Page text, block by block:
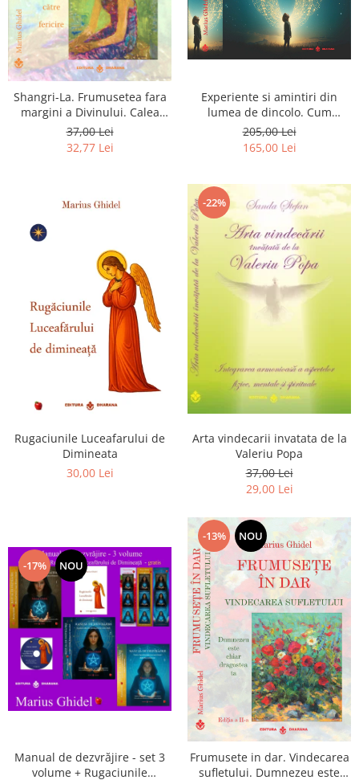
Shangri-La. Frumusetea fara
margini a Divinului. Calea
catre fericire
37,00 Lei
32,77 Lei
Experiente si amintiri din
lumea de dincolo. Cum
obtinem puteri
extrasenzoriale - cu exercitii
205,00 Lei
165,00 Lei
Rugaciunile Luceafarului de
Dimineata
30,00 Lei
-22%
Arta vindecarii invatata de la
Valeriu Popa
37,00 Lei
29,00 Lei
-17% NOU
Manual de dezvrăjire - set 3
volume + Rugaciunile
-13% NOU
Frumusete in dar. Vindecarea
sufletului. Dumnezeu este